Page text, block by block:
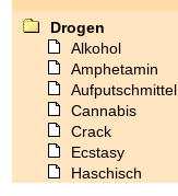
Drogen
Alkohol
Amphetamin
Aufputschmittel
Cannabis
Crack
Ecstasy
Haschisch